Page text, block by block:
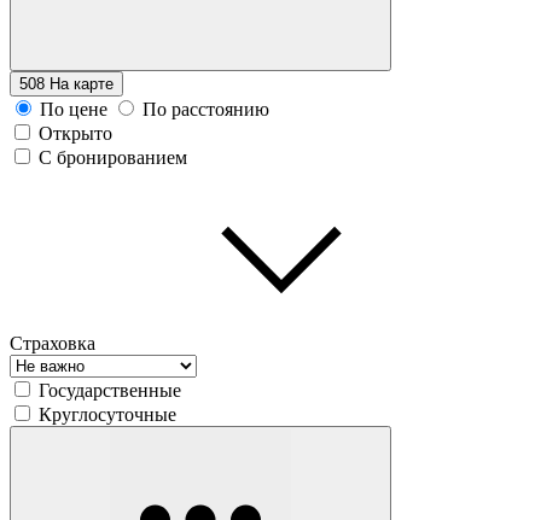
508 На карте
По цене
По расстоянию
Открыто
С бронированием
Страховка
Государственные
Круглосуточные